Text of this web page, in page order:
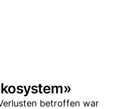
betroffen war